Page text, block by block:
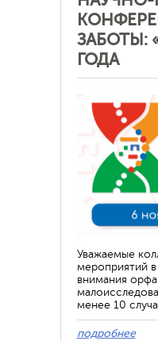
ЗАБОТЫ:
ГОДА
Уважаемые
мероприятий
внимания
менее 10
подробнее